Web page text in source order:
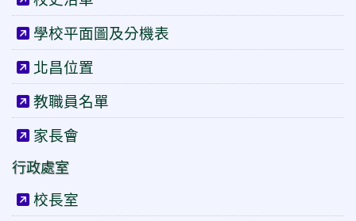
學校平面圖及分機表
北昌位置
教職員名單
家長會
行政處室
校長室